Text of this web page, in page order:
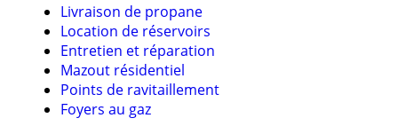
Livraison de propane
Location de réservoirs
Entretien et réparation
Mazout résidentiel
Points de ravitaillement
Foyers au gaz